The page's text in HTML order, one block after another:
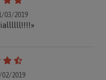
03/2019
2019